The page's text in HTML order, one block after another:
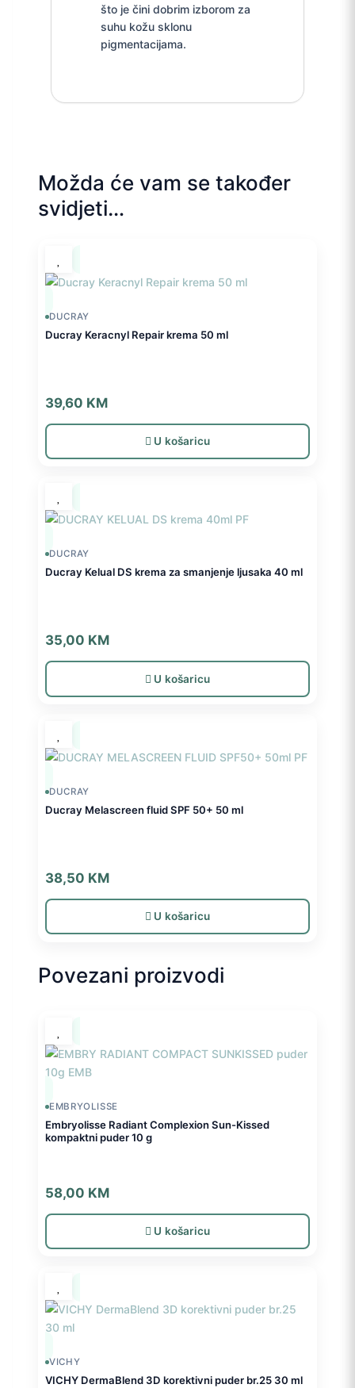
što je čini dobrim izborom za
suhu kožu sklonu
pigmentacijama.
Možda će vam se također
svidjeti…
DUCRAY
Ducray Keracnyl Repair krema 50 ml
39,60 KM
U košaricu
DUCRAY
Ducray Kelual DS krema za smanjenje ljusaka 40 ml
35,00 KM
U košaricu
DUCRAY
Ducray Melascreen fluid SPF 50+ 50 ml
38,50 KM
U košaricu
Povezani proizvodi
EMBRYOLISSE
Embryolisse Radiant Complexion Sun-Kissed
kompaktni puder 10 g
58,00 KM
U košaricu
VICHY
VICHY DermaBlend 3D korektivni puder br.25 30 ml